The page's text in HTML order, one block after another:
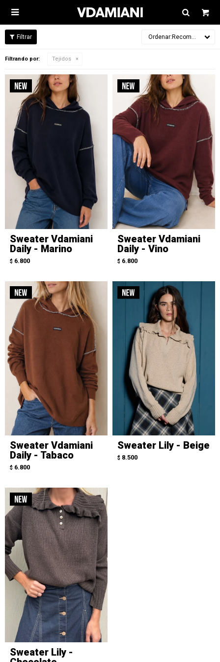

Recomendados
Filtrando por: Tejidos
Sweater Vdamiani
Daily - Marino
$ 6.800
Sweater Vdamiani
Daily - Vino
$ 6.800
Sweater Vdamiani
Daily - Tabaco
$ 6.800
Sweater Lily - Beige
$ 8.500
Sweater Lily -